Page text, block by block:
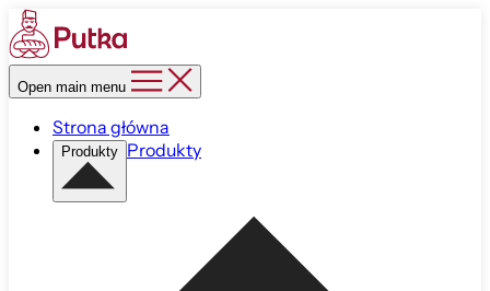
Open main menu
Strona główna
Produkty Produkty